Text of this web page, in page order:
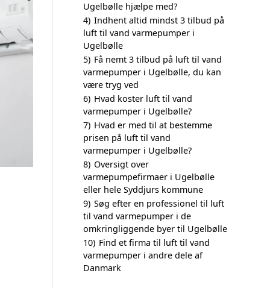
Ugelbølle hjælpe med?
4) Indhent altid mindst 3 tilbud på
luft til vand varmepumper i
Ugelbølle
5) Få nemt 3 tilbud på luft til vand
varmepumper i Ugelbølle, du kan
være tryg ved
6) Hvad koster luft til vand
varmepumper i Ugelbølle?
7) Hvad er med til at bestemme
prisen på luft til vand
varmepumper i Ugelbølle?
8) Oversigt over
varmepumpefirmaer i Ugelbølle
eller hele Syddjurs kommune
9) Søg efter en professionel til luft
til vand varmepumper i de
omkringliggende byer til Ugelbølle
10) Find et firma til luft til vand
varmepumper i andre dele af
Danmark